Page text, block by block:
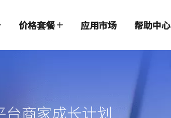
价格套餐 应用市场 帮助中心
台商家成长计划